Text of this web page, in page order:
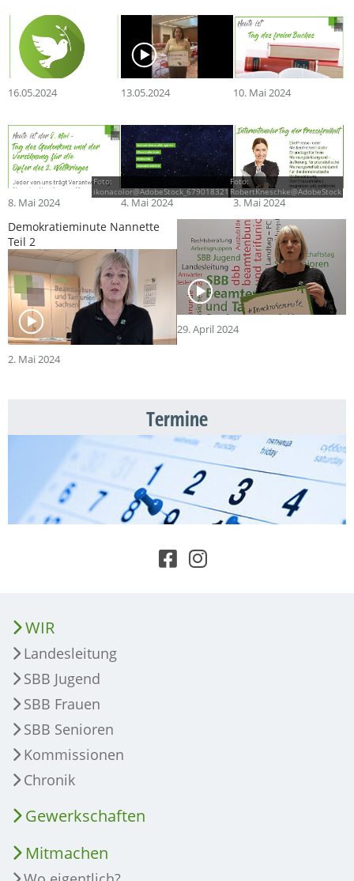
16.05.2024 13.05.2024 10. Mai 2024
8. Mai 2024
Foto:
ikonacolor@AdobeStock_679018321
4. Mai 2024
Foto:
RobertKneschke@AdobeStock
3. Mai 2024
Demokratieminute Nannette
Teil 2
2. Mai 2024
29. April 2024
Termine
WIR
Landesleitung
SBB Jugend
SBB Frauen
SBB Senioren
Kommissionen
Chronik
Gewerkschaften
Mitmachen